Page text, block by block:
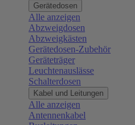
Gerätedosen
Alle anzeigen
Abzweigdosen
Abzweigkästen
Gerätedosen-Zubehör
Geräteträger
Leuchtenauslässe
Schalterdosen
Kabel und Leitungen
Alle anzeigen
Antennenkabel